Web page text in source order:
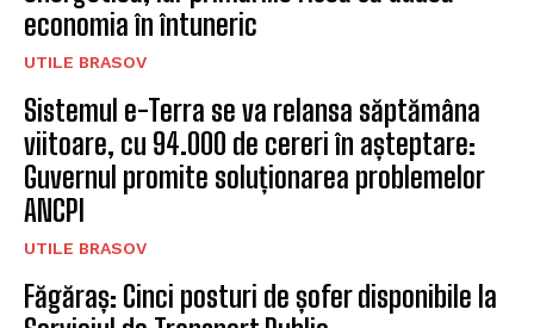
BRASOV
ÎNTÂLNIRE ÎNCEPÂND CU DATA
DE 16.04.2026
EVENIMENTE
Comuna Cristian se instituie
programul „Vinerea Verde”